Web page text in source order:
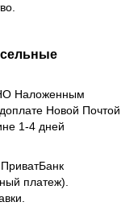
Наложенным
Новой Почтой
1-4 дней
платеж).